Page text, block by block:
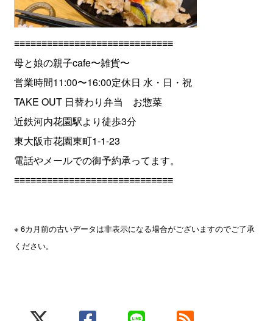
≡≡≡≡≡≡≡≡≡≡≡≡≡≡≡≡≡≡≡≡≡≡≡≡≡≡≡≡≡
母と娘の親子cafe〜雑貨〜
営業時間11:00〜16:00定休日 水・日・祝
TAKE OUT 日替わり弁当 お惣菜
近鉄河内花園駅より徒歩3分
東大阪市花園東町1-1-23
電話やメールでの御予約承ってます。
≡≡≡≡≡≡≡≡≡≡≡≡≡≡≡≡≡≡≡≡≡≡≡≡≡≡≡≡≡
※ 6カ月前の古いデータは非表示になる場合がございますのでご了承
ください。